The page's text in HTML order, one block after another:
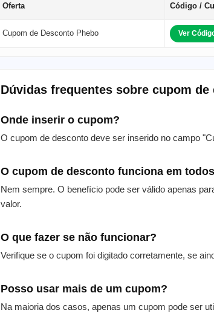
Oferta Código /
Cupom de Desconto Phebo Ver
Dúvidas frequentes sobre cupom de
Onde inserir o cupom?
O cupom de desconto deve ser inserido no campo
O cupom de desconto funciona em
Nem sempre. O benefício pode ser válido apenas
valor.
O que fazer se não funcionar?
Verifique se o cupom foi digitado corretamente, se
Posso usar mais de um cupom?
Na maioria dos casos, apenas um cupom pode ser